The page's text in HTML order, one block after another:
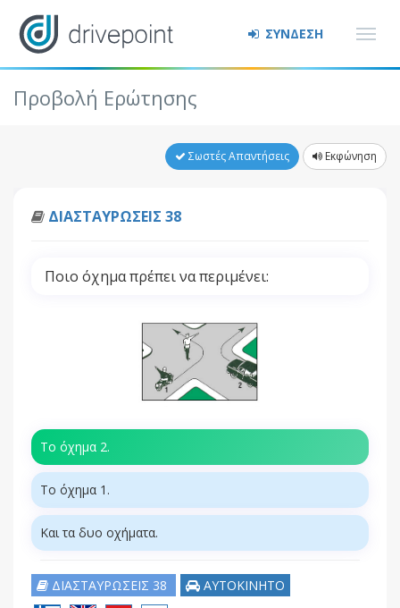
ΣΥΝΔΕΣΗ
Προβολή Ερώτησης
Σωστές Απαντήσεις Εκφώνηση
ΔΙΑΣΤΑΥΡΩΣΕΙΣ 38
Ποιο όχημα πρέπει να περιμένει:
Το όχημα 2.
Το όχημα 1.
Και τα δυο οχήματα.
ΔΙΑΣΤΑΥΡΩΣΕΙΣ 38 ΑΥΤΟΚΙΝΗΤΟ